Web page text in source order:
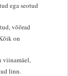
ega seotud
võõrad
on
viinamäel,
linn.